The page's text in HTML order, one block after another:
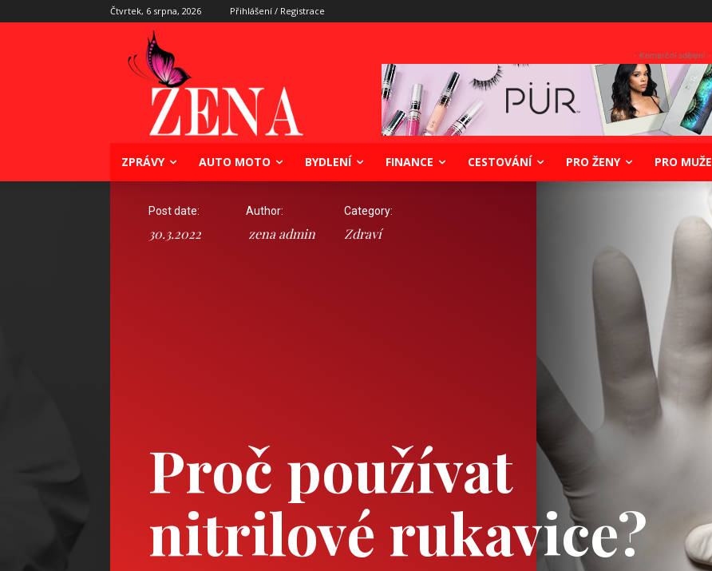
Čtvrtek, 6 srpna, 2026 Přihlášení / Registrace
- Komerční sdělení -
ZPRÁVY AUTO MOTO BYDLENÍ FINANCE CESTOVÁNÍ PRO ŽENY PRO MUŽE
Proč používat
nitrilové rukavice?
Post date:
30.3.2022
Author:
zena admin
Category:
Zdraví